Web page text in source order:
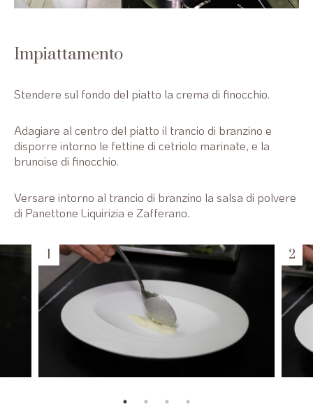
Impiattamento
Stendere sul fondo del piatto la crema di finocchio.
Adagiare al centro del piatto il trancio di branzino e
disporre intorno le fettine di cetriolo marinate, e la
brunoise di finocchio.
Versare intorno al trancio di branzino la salsa di polvere
di Panettone Liquirizia e Zafferano.